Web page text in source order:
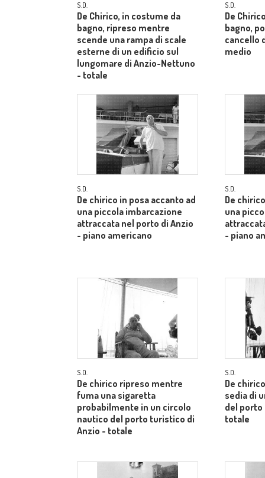
S.D.
De Chirico, in costume da
bagno, ripreso mentre
scende una rampa di scale
esterne di un edificio sul
lungomare di Anzio-Nettuno
- totale
S.D.
De
bagno,
cancello
medio
S.D.
De chirico in posa accanto ad
una piccola imbarcazione
attraccata nel porto di Anzio
- piano americano
S.D.
De
una
- piano
S.D.
De chirico ripreso mentre
fuma una sigaretta
probabilmente in un circolo
nautico del porto turistico di
Anzio - totale
S.D.
De
sedia di
del
totale